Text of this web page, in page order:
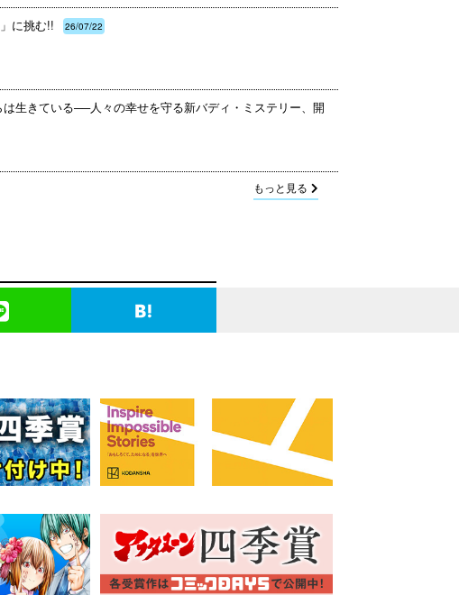
に挑む!! 26/07/22
生きている──人々の幸せを守る新バディ・ミステリー、開
もっと見る